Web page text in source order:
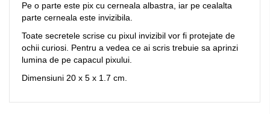
Pe o parte este pix cu cerneala albastra, iar pe cealalta
parte cerneala este invizibila.
Toate secretele scrise cu pixul invizibil vor fi protejate de
ochii curiosi. Pentru a vedea ce ai scris trebuie sa aprinzi
lumina de pe capacul pixului.
Dimensiuni 20 x 5 x 1.7 cm.